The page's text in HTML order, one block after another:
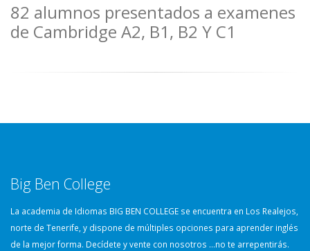
82 alumnos presentados a examenes
de Cambridge A2, B1, B2 Y C1
Big Ben College
La academia de Idiomas BIG BEN COLLEGE se encuentra en Los Realejos,
norte de Tenerife, y dispone de múltiples opciones para aprender inglés
de la mejor forma. Decídete y vente con nosotros …no te arrepentirás.